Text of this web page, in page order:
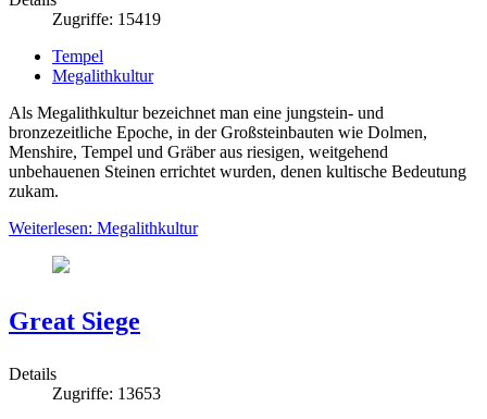
Zugriffe: 15419
Tempel
Megalithkultur
Als Megalithkultur bezeichnet man eine jungstein- und
bronzezeitliche Epoche, in der Großsteinbauten wie Dolmen,
Menshire, Tempel und Gräber aus riesigen, weitgehend
unbehauenen Steinen errichtet wurden, denen kultische Bedeutung
zukam.
Weiterlesen: Megalithkultur
Great Siege
Details
Zugriffe: 13653